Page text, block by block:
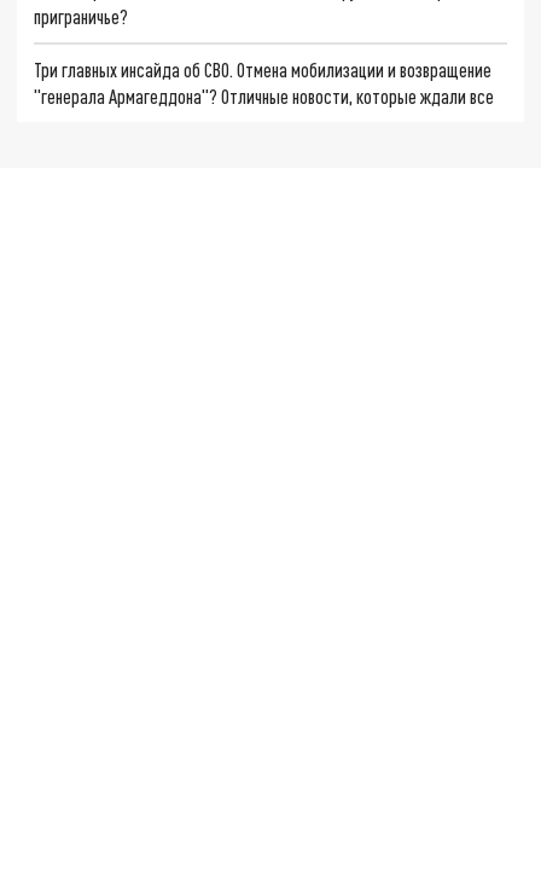
приграничье?
Три главных инсайда об СВО. Отмена мобилизации и возвращение
"генерала Армагеддона"? Отличные новости, которые ждали все